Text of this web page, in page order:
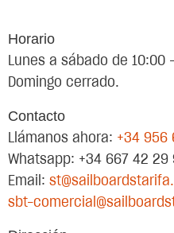
Horario
Lunes a sábado de 10:00
Domingo cerrado.
Contacto
Llámanos ahora: +34 956
Whatsapp: +34 667 42 29
Email:
sbt-